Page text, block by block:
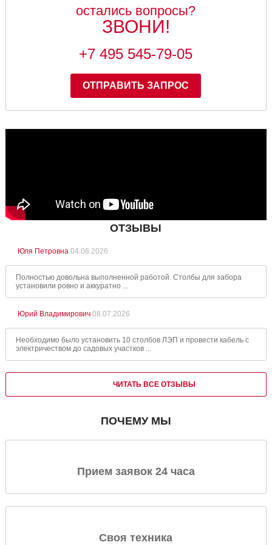
остались вопросы?
ЗВОНИ!
+7 495 545-79-05
ОТПРАВИТЬ ЗАПРОС
ОТЗЫВЫ
Юля Петровна04.08.2026
Полностью довольна выполненной работой. Столбы для забора
установили ровно и аккуратно ...
Юрий Владимирович08.07.2026
Необходимо было установить 10 столбов ЛЭП и провести кабель с
электричеством до садовых участков ...
ЧИТАТЬ ВСЕ ОТЗЫВЫ
ПОЧЕМУ МЫ
Прием заявок 24 часа
Своя техника